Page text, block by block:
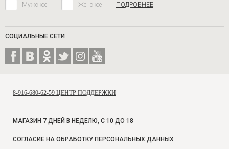
Мужское Женское ПОДРОБНЕЕ
СОЦИАЛЬНЫЕ СЕТИ
8-916-680-62-59 ЦЕНТР ПОДДЕРЖКИ
МАГАЗИН 7 ДНЕЙ В НЕДЕЛЮ, С 10 ДО 18
СОГЛАСИЕ НА ОБРАБОТКУ ПЕРСОНАЛЬНЫХ ДАННЫХ